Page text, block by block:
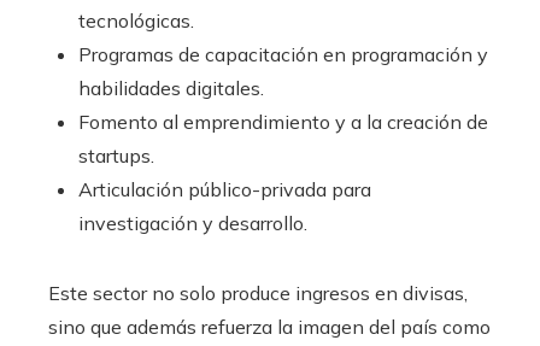
tecnológicas.
Programas de capacitación en programación y
habilidades digitales.
Fomento al emprendimiento y a la creación de
startups.
Articulación público-privada para
investigación y desarrollo.
Este sector no solo produce ingresos en divisas,
sino que además refuerza la imagen del país como